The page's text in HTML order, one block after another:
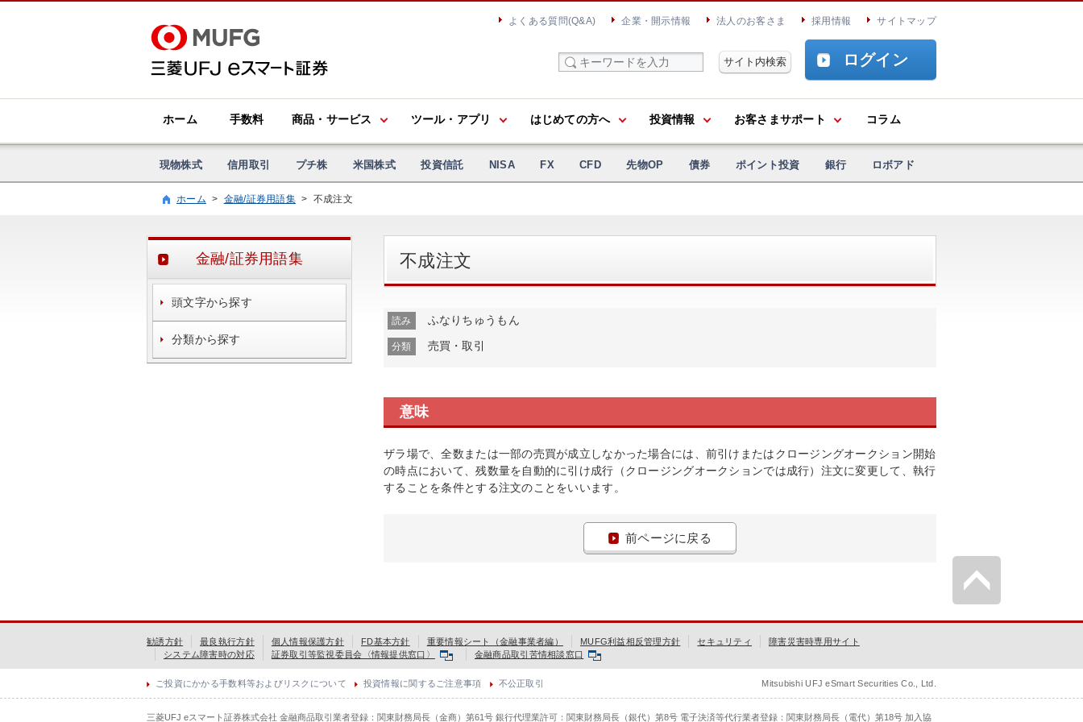
よくある質問(Q&A) 企業・開示情報 法人のお客さま 採用情報 サイトマップ
ログイン
ホーム 手数料 商品・サービス ツール・アプリ はじめての方へ 投資情報 お客さまサポート コラム
現物株式 信用取引 プチ株 米国株式 投資信託 NISA FX CFD 先物OP 債券 ポイント投資 銀行 ロボアド
ホーム > 金融/証券用語集 > 不成注文
不成注文
読み ふなりちゅうもん
分類 売買・取引
意味
ザラ場で、全数または一部の売買が成立しなかった場合には、前引けまたはクロージングオークション開始
の時点において、残数量を自動的に引け成行（クロージングオークションでは成行）注文に変更して、執行
することを条件とする注文のことをいいます。
前ページに戻る
金融/証券用語集
頭文字から探す
分類から探す
勧誘方針 最良執行方針 個人情報保護方針 FD基本方針 重要情報シート（金融事業者編） MUFG利益相反管理方針 セキュリティ
障害災害時専用サイト
システム障害時の対応
証券取引等監視委員会〈情報提供窓口〉 金融商品取引苦情相談窓口
ご投資にかかる手数料等およびリスクについて 投資情報に関するご注意事項 不公正取引 Mitsubishi UFJ eSmart Securities Co., Ltd.
三菱UFJ eスマート証券株式会社 金融商品取引業者登録：関東財務局長（金商）第61号 銀行代理業許可：関東財務局長（銀代）第8号 電子決済等代行業者登録：関東財務局長（電代）第18号 加入協